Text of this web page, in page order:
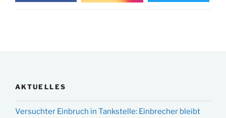
AKTUELLES
Versuchter Einbruch in Tankstelle: Einbrecher bleibt